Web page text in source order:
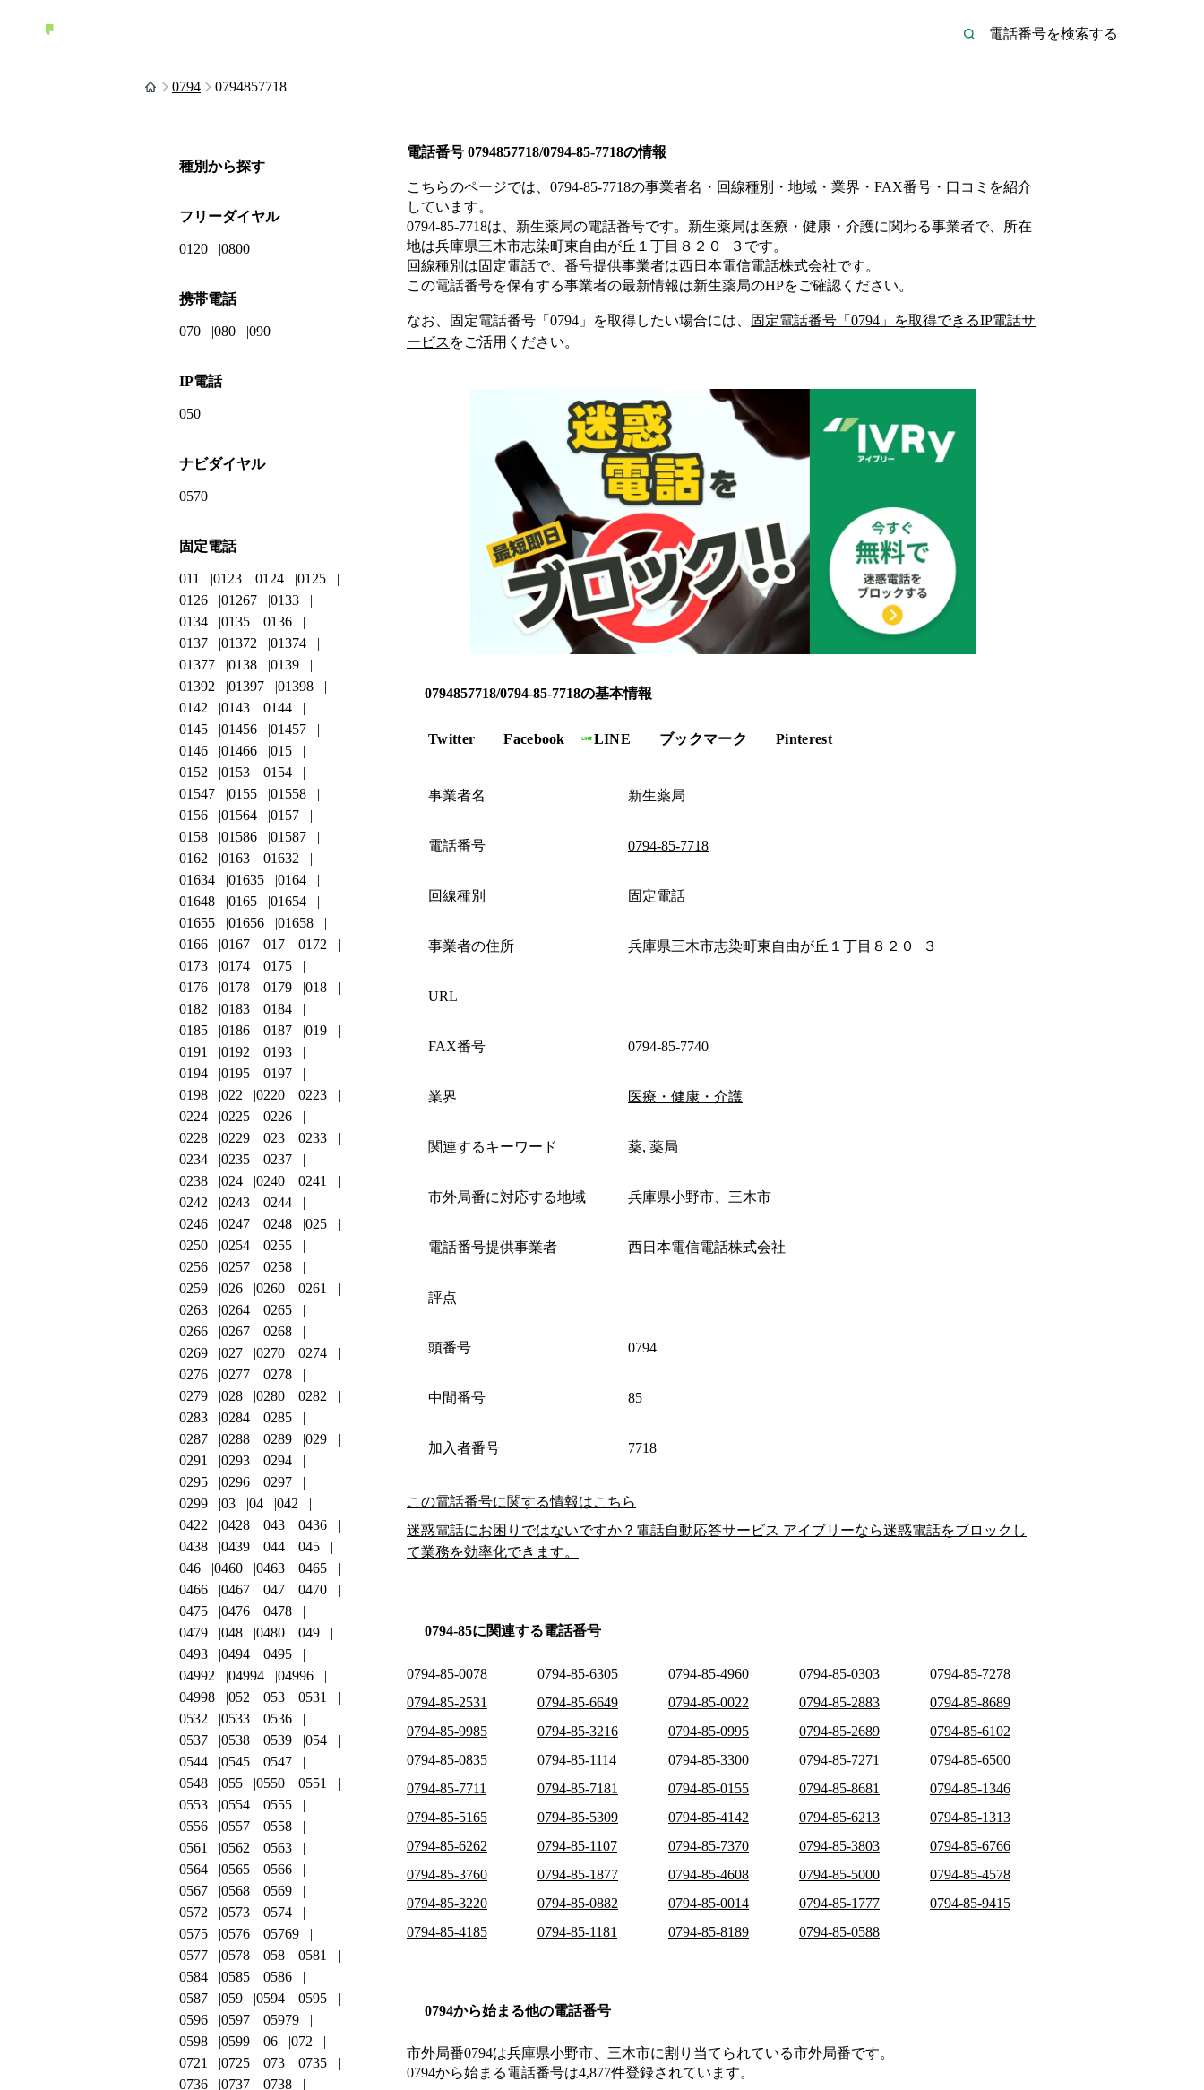
0794 0794857718
電話番号 0794857718/0794-85-7718の情報
こちらのページでは、 0794-85-7718の事業者名・回線種別・地域・業界・FAX番号・口コミを紹介
しています。
0794-85-7718は、 新生薬局の電話番号です。 新生薬局は医療・健康・介護に関わる事業者で、所在
地は兵庫県三木市志染町東自由が丘１丁目８２０−３ です。
回線種別は固定電話で、番号提供事業者は西日本電信電話株式会社です。
この電話番号を保有する事業者の最新情報は新生薬局のHPをご確認ください。
なお、固定電話番号「 0794 」を取得したい場合には、 固定電話番号「 0794 」を取得できるIP電話サ
ービス をご活用ください。
0794857718/0794-85-7718の基本情報
Twitter Facebook LINE ブックマーク Pinterest
事業者名 新生薬局
電話番号 0794-85-7718
回線種別 固定電話
事業者の住所 兵庫県三木市志染町東自由が丘１丁目８２０−３
URL
FAX番号 0794-85-7740
業界 医療・健康・介護
関連するキーワード 薬, 薬局
市外局番に対応する地域 兵庫県小野市、三木市
電話番号提供事業者 西日本電信電話株式会社
評点
頭番号 0794
中間番号 85
加入者番号 7718
この電話番号に関する情報はこちら
迷惑電話にお困りではないですか？電話自動応答サービス アイブリーなら迷惑電話をブロックし
て業務を効率化できます。
0794-85に関連する電話番号
0794-85-0078 0794-85-6305 0794-85-4960 0794-85-0303
0794-85-7278
0794-85-2531
0794-85-6649 0794-85-0022 0794-85-2883
0794-85-8689
0794-85-9985
0794-85-3216 0794-85-0995 0794-85-2689
0794-85-6102
0794-85-0835
0794-85-1114 0794-85-3300 0794-85-7271
0794-85-6500
0794-85-7711
0794-85-7181 0794-85-0155 0794-85-8681
0794-85-1346
0794-85-5165
0794-85-5309 0794-85-4142 0794-85-6213
0794-85-1313
0794-85-6262
0794-85-1107 0794-85-7370 0794-85-3803
0794-85-6766
0794-85-3760
0794-85-1877 0794-85-4608 0794-85-5000
0794-85-4578
0794-85-3220
0794-85-0882 0794-85-0014 0794-85-1777
0794-85-9415
0794-85-4185
0794-85-1181 0794-85-8189 0794-85-0588
0794から始まる他の電話番号
市外局番0794は兵庫県小野市、三木市に割り当てられている市外局番です。
0794から始まる電話番号は4,877件登録されています。
種別から探す
フリーダイヤル
0120 0800
携帯電話
070 080 090
IP電話
050
ナビダイヤル
0570
固定電話
011 0123 0124
0125
0126
01267
0133
0134
0135
0136
0137
01372
01374
01377
0138
0139
01392
01397
01398
0142
0143
0144
0145
01456
01457
0146
01466
015
0152
0153
0154
01547
0155
01558
0156
01564
0157
0158
01586
01587
0162
0163
01632
01634
01635
0164
01648
0165
01654
01655
01656
01658
0166
0167 017
0172
0173
0174
0175
0176
0178 0179
018
0182
0183
0184
0185
0186 0187
019
0191
0192
0193
0194
0195
0197
0198
022 0220
0223
0224
0225
0226
0228
0229 023
0233
0234
0235
0237
0238
024 0240
0241
0242
0243
0244
0246
0247 0248
025
0250
0254
0255
0256
0257
0258
0259
026 0260
0261
0263
0264
0265
0266
0267
0268
0269
027 0270
0274
0276
0277
0278
0279
028 0280
0282
0283
0284
0285
0287
0288 0289
029
0291
0293
0294
0295
0296
0297
0299
03 04
042
0422
0428 043
0436
0438
0439 044
045
046
0460 0463
0465
0466
0467 047
0470
0475
0476
0478
0479
048 0480
049
0493
0494
0495
04992
04994
04996
04998
052 053
0531
0532
0533
0536
0537
0538 0539
054
0544
0545
0547
0548
055 0550
0551
0553
0554
0555
0556
0557
0558
0561
0562
0563
0564
0565
0566
0567
0568
0569
0572
0573
0574
0575
0576
05769
0577
0578 058
0581
0584
0585
0586
0587
059 0594
0595
0596
0597
05979
0598
0599 06
072
0721
0725 073
0735
0736
0737
0738